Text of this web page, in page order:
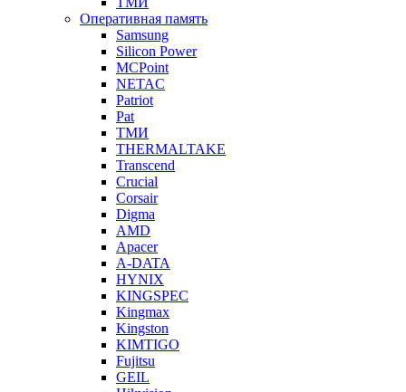
Оперативная память
Samsung
Silicon Power
MCPoint
NETAC
Patriot
Pat
ТМИ
THERMALTAKE
Transcend
Crucial
Corsair
Digma
AMD
Apacer
A-DATA
HYNIX
KINGSPEC
Kingmax
Kingston
KIMTIGO
Fujitsu
GEIL